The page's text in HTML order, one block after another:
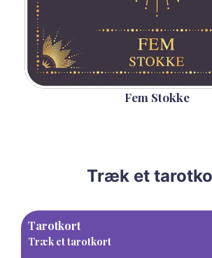
Fem Stokke
Træk et
Tarotkort
Træk et tarotkort